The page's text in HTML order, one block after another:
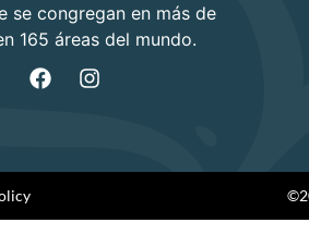
se congregan en más de
165 áreas del mundo.